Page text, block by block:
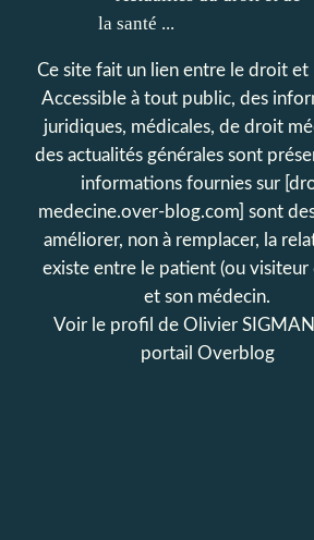
Ce site fait un lien entre le droit et
Accessible à tout public, des
juridiques, médicales, de droit
des actualités générales sont
informations fournies sur
medecine.over-blog.com] sont
améliorer, non à remplacer, la
existe entre le patient (ou visiteur
et son médecin.
Voir le profil de Olivier SIGMAN
portail Overblog